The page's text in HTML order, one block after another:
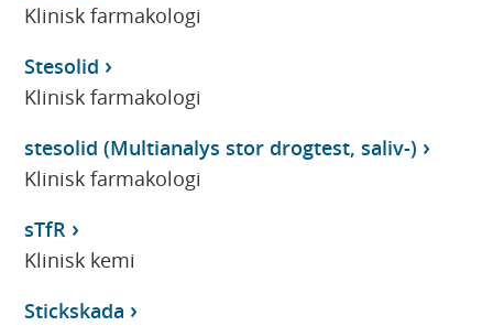
Klinisk farmakologi
Stesolid
Klinisk farmakologi
stesolid (Multianalys stor drogtest, saliv-)
Klinisk farmakologi
sTfR
Klinisk kemi
Stickskada